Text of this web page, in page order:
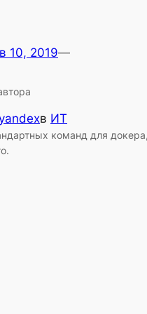
10, 2019—
в ИТ
команд для